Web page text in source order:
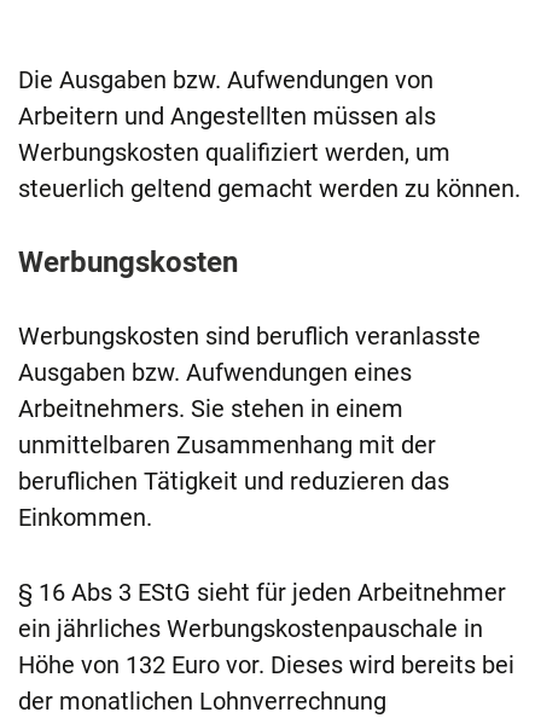
Die Ausgaben bzw. Aufwendungen von
Arbeitern und Angestellten müssen als
Werbungskosten qualifiziert werden, um
steuerlich geltend gemacht werden zu können.
Werbungskosten
Werbungskosten sind beruflich veranlasste
Ausgaben bzw. Aufwendungen eines
Arbeitnehmers. Sie stehen in einem
unmittelbaren Zusammenhang mit der
beruflichen Tätigkeit und reduzieren das
Einkommen.
§ 16 Abs 3 EStG sieht für jeden Arbeitnehmer
ein jährliches Werbungskostenpauschale in
Höhe von 132 Euro vor. Dieses wird bereits bei
der monatlichen Lohnverrechnung